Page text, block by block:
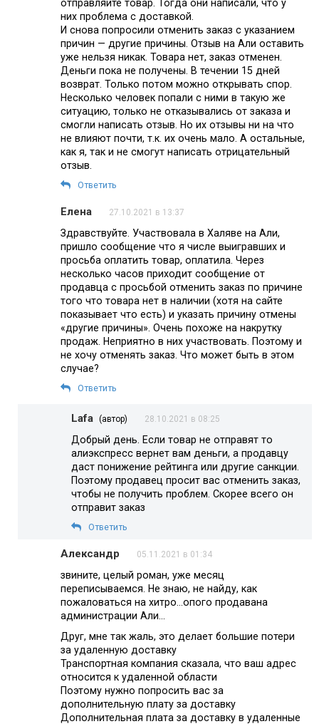
отправляйте товар. Тогда они написали, что у
них проблема с доставкой.
И снова попросили отменить заказ с указанием
причин — другие причины. Отзыв на Али оставить
уже нельзя никак. Товара нет, заказ отменен.
Деньги пока не получены. В течении 15 дней
возврат. Только потом можно открывать спор.
Несколько человек попали с ними в такую же
ситуацию, только не отказывались от заказа и
смогли написать отзыв. Но их отзывы ни на что
не влияют почти, т.к. их очень мало. А остальные,
как я, так и не смогут написать отрицательный
отзыв.
Ответить
Елена 27.10.2021 в 13:37
Здравствуйте. Участвовала в Халяве на Али,
пришло сообщение что я числе выигравших и
просьба оплатить товар, оплатила. Через
несколько часов приходит сообщение от
продавца с просьбой отменить заказ по причине
того что товара нет в наличии (хотя на сайте
показывает что есть) и указать причину отмены
«другие причины». Очень похоже на накрутку
продаж. Неприятно в них участвовать. Поэтому и
не хочу отменять заказ. Что может быть в этом
случае?
Ответить
Lafa (автор) 28.10.2021 в 08:25
Добрый день. Если товар не отправят то
алиэкспресс вернет вам деньги, а продавцу
даст понижение рейтинга или другие санкции.
Поэтому продавец просит вас отменить заказ,
чтобы не получить проблем. Скорее всего он
отправит заказ
Ответить
Александр 05.11.2021 в 01:34
звините, целый роман, уже месяц
переписываемся. Не знаю, не найду, как
пожаловаться на хитро…опого продавана
администрации Али…
Друг, мне так жаль, это делает большие потери
за удаленную доставку
Транспортная компания сказала, что ваш адрес
относится к удаленной области
Поэтому нужно попросить вас за
дополнительную плату за доставку
Дополнительная плата за доставку в удаленные